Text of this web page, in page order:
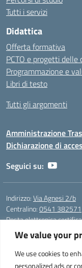
We value your
We use cookies to
personalized ads or
Tutti i servizi
Didattica
Offerta formativa
PCTO e progetti delle
Programmazione e
Libri di testo
Tutti gli argomenti
Amministrazione
Dichiarazione di
Seguici su:
Indirizzo:Via Agnesi 2/b
Centralino:0541 382571
Posta elettronica
Codice fiscale:
Codice meccanografico: